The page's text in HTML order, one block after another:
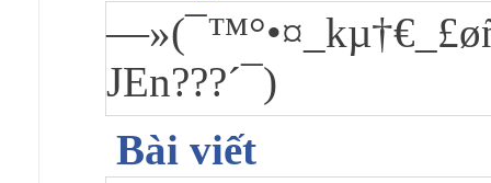
JEn???´¯)
Bài viết